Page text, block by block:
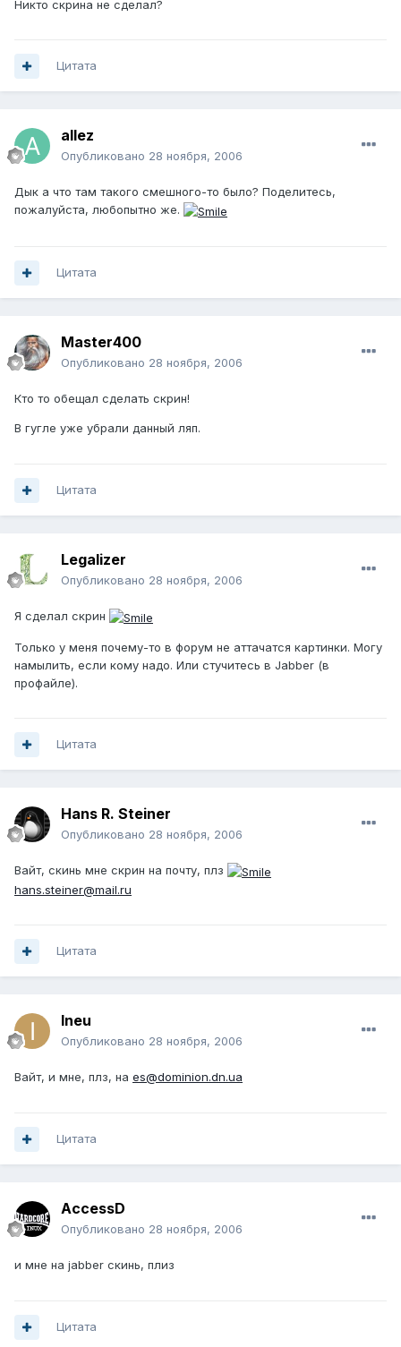
Никто скрина не сделал?
Цитата
allez
Опубликовано 28 ноября, 2006
Дык а что там такого смешного-то было? Поделитесь,
пожалуйста, любопытно же.
Цитата
Master400
Опубликовано 28 ноября, 2006
Кто то обещал сделать скрин!
В гугле уже убрали данный ляп.
Цитата
Legalizer
Опубликовано 28 ноября, 2006
Я сделал скрин
Только у меня почему-то в форум не аттачатся картинки. Могу
намылить, если кому надо. Или стучитесь в Jabber (в
профайле).
Цитата
Hans R. Steiner
Опубликовано 28 ноября, 2006
Вайт, скинь мне скрин на почту, плз
hans.steiner@mail.ru
Цитата
Ineu
Опубликовано 28 ноября, 2006
Вайт, и мне, плз, на es@dominion.dn.ua
Цитата
AccessD
Опубликовано 28 ноября, 2006
и мне на jabber скинь, плиз
Цитата